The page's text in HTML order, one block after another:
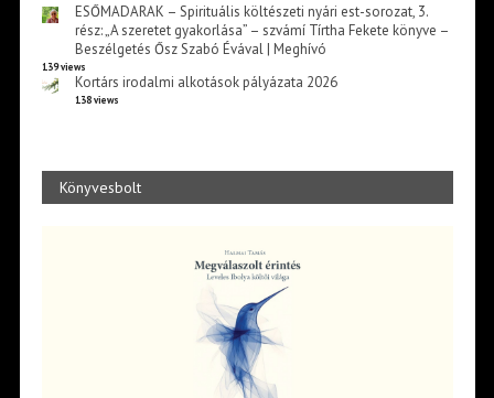
ESŐMADARAK – Spirituális költészeti nyári est-sorozat, 3.
rész: „A szeretet gyakorlása” – szvámí Tírtha Fekete könyve –
Beszélgetés Ősz Szabó Évával | Meghívó
139 views
Kortárs irodalmi alkotások pályázata 2026
138 views
Könyvesbolt